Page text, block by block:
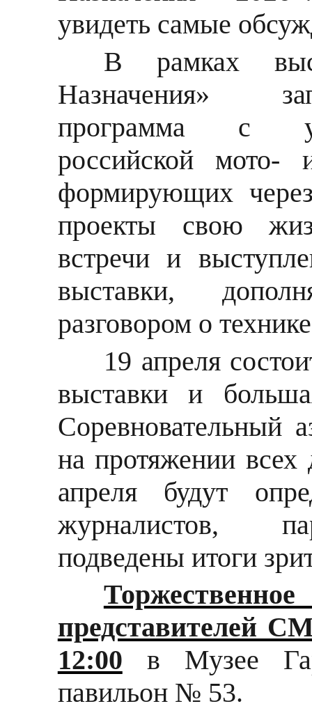
увидеть самые
В рамках
Назначения»
программа с
российской
формирующих
проекты свою
встречи и
выставки,
разговором о
19 апреля
выставки и
Соревновательный
на протяжении
апреля будут
журналистов,
подведены итоги
представителей
12:00 в Музее
павильон № 53.